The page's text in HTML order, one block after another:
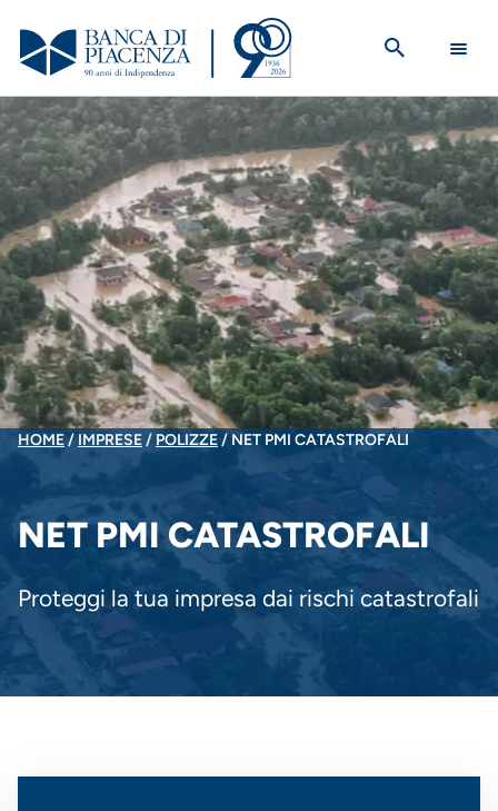
contenuto
principale
BRICIOLE
DI
PANE
HOME IMPRESE POLIZZE NET PMI CATASTROFALI
NET PMI CATASTROFALI
Proteggi la tua impresa dai rischi catastrofali